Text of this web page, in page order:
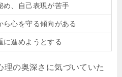
め、自己表現が苦手
ら心を守る傾向がある
に進めようとする
理の奥深さに気づいていた